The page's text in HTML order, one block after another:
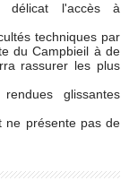
délicat l'accès à
techniques par
du Campbieil à de
rassurer les plus
glissantes
ne présente pas de